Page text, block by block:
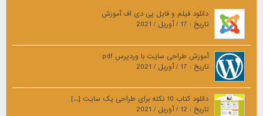
دانلود فیلم و فایل پی دی اف آموزش
تاریخ : 17 / آوریل / 2021
آموزش طراحی سایت با وردپرس pdf
تاریخ : 17 / آوریل / 2021
دانلود کتاب 10 نکته برای طراحی یک سایت [...]
تاریخ : 12 / آوریل / 2021